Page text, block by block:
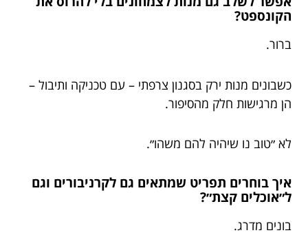
הקונספט?
ברור.
כשבונים מנות ירק בסגנון צרפתי – עם טכניקה ותיבול –
הן מרגישות חלק מהסיפור.
לא ״טוב נו שיהיה להם משהו״.
איך בוחרים תפריט שמתאים גם לקרניבורים וגם
ל״אוכלים קצת״?
בונים מדרג.